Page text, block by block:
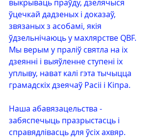
выкрываць праўду, дзелячыся
ўцечкай дадзеных і доказаў,
звязаных з асобамі, якія
ўдзельнічаюць у махлярстве QBF.
Мы верым у праліў святла на іх
дзеянні і выяўленне ступені іх
уплыву, нават калі гэта тычыцца
грамадскіх дзеячаў Расіі і Кіпра.
Наша абавязацельства -
забяспечыць празрыстасць і
справядлівасць для ўсіх ахвяр.